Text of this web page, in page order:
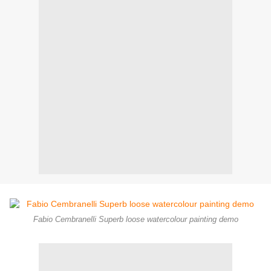
Fabio Cembranelli Superb loose watercolour painting demo